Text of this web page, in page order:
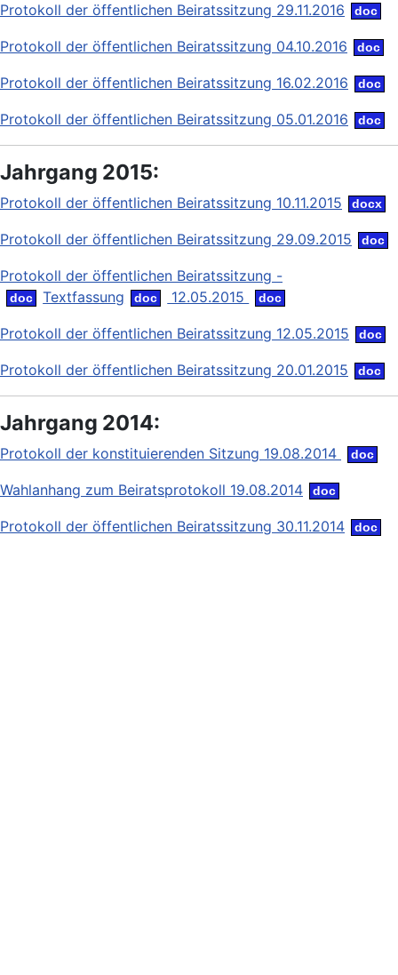
Protokoll der öffentlichen Beiratssitzung 29.11.2016
Protokoll der öffentlichen Beiratssitzung 04.10.2016
Protokoll der öffentlichen Beiratssitzung 16.02.2016
Protokoll der öffentlichen Beiratssitzung 05.01.2016
Jahrgang 2015:
Protokoll der öffentlichen Beiratssitzung 10.11.2015
Protokoll der öffentlichen Beiratssitzung 29.09.2015
Protokoll der öffentlichen Beiratssitzung -
Textfassung
12.05.2015
Protokoll der öffentlichen Beiratssitzung 12.05.2015
Protokoll der öffentlichen Beiratssitzung 20.01.2015
Jahrgang 2014:
Protokoll der konstituierenden Sitzung 19.08.2014
Wahlanhang zum Beiratsprotokoll 19.08.2014
Protokoll der öffentlichen Beiratssitzung 30.11.2014